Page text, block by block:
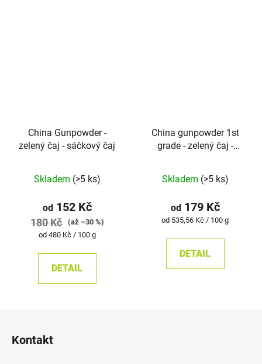
China Gunpowder -
zelený čaj - sáčkový čaj
Skladem (>5 ks)
od152 Kč
180 Kč
(až –30 %)
Měrná
od 480 Kč / 100 g
DETAIL
China gunpowder 1st
grade - zelený čaj -
Skladem (>5 ks)
od179 Kč
Měrná
od 535,56 Kč / 100 g
DETAIL
Kontakt